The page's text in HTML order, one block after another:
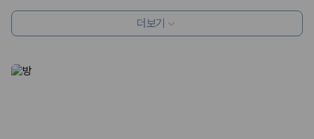
더보기